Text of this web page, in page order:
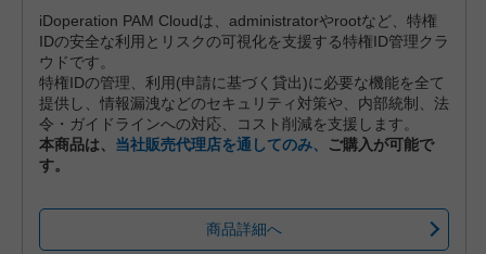
iDoperation PAM Cloudは、administratorやrootなど、特権
IDの安全な利用とリスクの可視化を支援する特権ID管理クラ
ウドです。
特権IDの管理、利用(申請に基づく貸出)に必要な機能を全て
提供し、情報漏洩などのセキュリティ対策や、内部統制、法
令・ガイドラインへの対応、コスト削減を支援します。
本商品は、 当社販売代理店を通してのみ、
ご購入が可能で
す。
商品詳細へ